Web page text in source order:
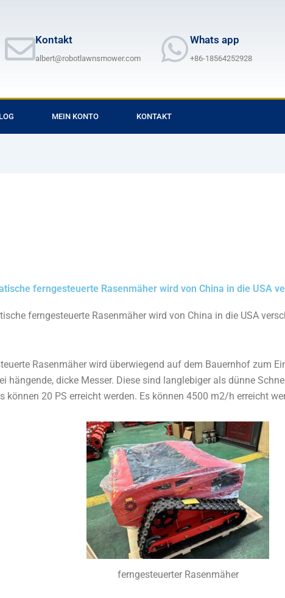
Kontakt
albert@robotlawnsmower.com
Whats app
+86-18564252928
MEIN KONTO KONTAKT
ferngesteuerte Rasenmäher wird von China in die USA
ferngesteuerte Rasenmäher wird von China in die USA
Rasenmäher wird überwiegend auf dem Bauernhof zum
hängende, dicke Messer. Diese sind langlebiger als dünne
können 20 PS erreicht werden. Es können 4500 m2/h erreicht
ferngesteuerter Rasenmäher